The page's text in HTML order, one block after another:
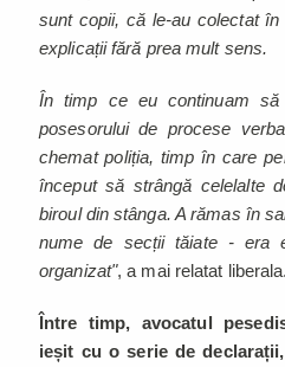
sunt copii, că le-au colectat
explicații fără prea mult sens.
În timp ce eu continuam să
posesorului de procese
chemat poliția, timp în care
început să strângă celelalte
biroul din stânga. A rămas în
nume de secții tăiate - era
organizat", a mai relatat liberala.
Între timp, avocatul
ieșit cu o serie de